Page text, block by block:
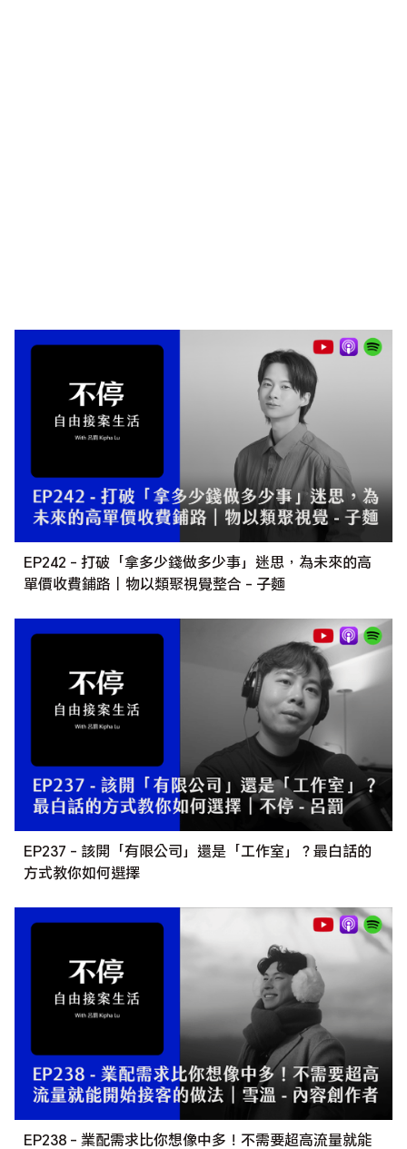
EP242 - 打破「拿多少錢做多少事」迷思，為未來的高
單價收費鋪路｜物以類聚視覺整合 - 子麵
EP237 - 該開「有限公司」還是「工作室」？最白話的
方式教你如何選擇
EP238 - 業配需求比你想像中多！不需要超高流量就能